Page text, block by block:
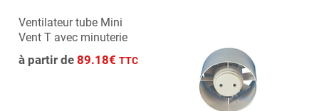
Ventilateur tube Mini
Vent T avec minuterie
à partir de 89.18€ TTC